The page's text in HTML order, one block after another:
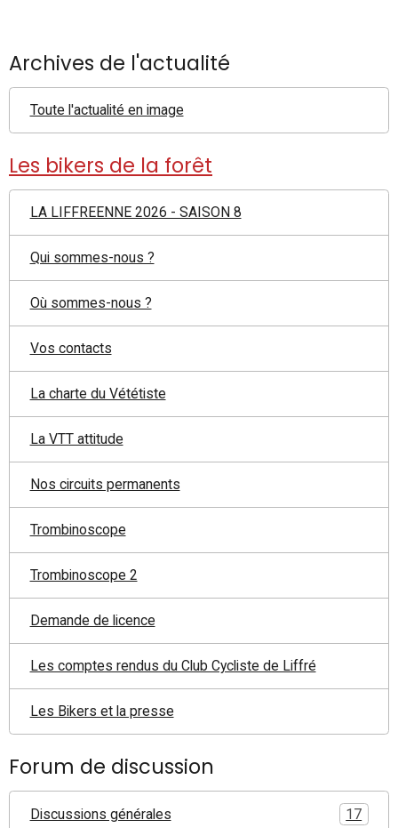
Archives de l'actualité
Toute l'actualité en image
Les bikers de la forêt
LA LIFFREENNE 2026 - SAISON 8
Qui sommes-nous ?
Où sommes-nous ?
Vos contacts
La charte du Vététiste
La VTT attitude
Nos circuits permanents
Trombinoscope
Trombinoscope 2
Demande de licence
Les comptes rendus du Club Cycliste de Liffré
Les Bikers et la presse
Forum de discussion
Discussions générales 17